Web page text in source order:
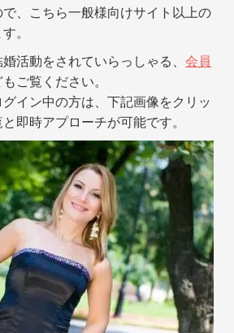
、こちら一般様向けサイト以上の
。
活動をされていらっしゃる、 会員
ご覧ください。
グイン中の方は、下記画像をクリッ
即時アプローチが可能です。